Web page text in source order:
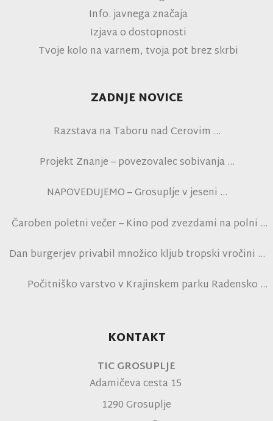
Info. javnega značaja
Izjava o dostopnosti
Tvoje kolo na varnem, tvoja pot brez skrbi
ZADNJE NOVICE
Razstava na Taboru nad Cerovim
Projekt Znanje – povezovalec sobivanja
NAPOVEDUJEMO – Grosuplje v jeseni
Čaroben poletni večer – Kino pod zvezdami na polni
Dan burgerjev privabil množico kljub tropski vročini
Počitniško varstvo v Krajinskem parku Radensko
KONTAKT
TIC GROSUPLJE
Adamičeva cesta 15
1290 Grosuplje